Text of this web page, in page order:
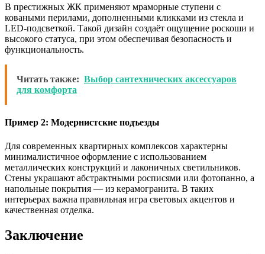
В престижных ЖК применяют мраморные ступени с
коваными перилами, дополненными кликками из стекла и
LED-подсветкой. Такой дизайн создаёт ощущение роскоши и
высокого статуса, при этом обеспечивая безопасность и
функциональность.
Читать также: Выбор сантехнических аксессуаров
для комфорта
Пример 2: Модернистские подъезды
Для современных квартирных комплексов характерны
минималистичное оформление с использованием
металлических конструкций и лаконичных светильников.
Стены украшают абстрактными росписями или фотопанно, а
напольные покрытия — из керамогранита. В таких
интерьерах важна правильная игра световых акцентов и
качественная отделка.
Заключение